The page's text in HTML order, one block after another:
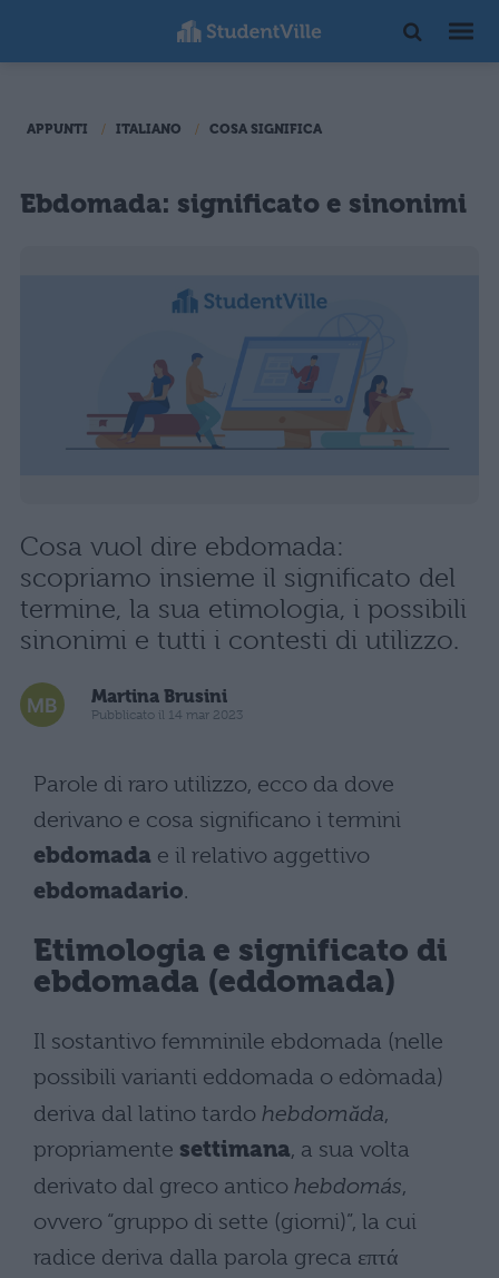
APPUNTI ITALIANO COSA SIGNIFICA
Ebdomada: significato e sinonimi
Cosa vuol dire ebdomada:
scopriamo insieme il significato del
termine, la sua etimologia, i possibili
sinonimi e tutti i contesti di utilizzo.
Martina Brusini
Pubblicato il 14 mar 2023
Parole di raro utilizzo, ecco da dove
derivano e cosa significano i termini
ebdomada e il relativo aggettivo
ebdomadario.
Etimologia e significato di
ebdomada (eddomada)
Il sostantivo femminile ebdomada (nelle
possibili varianti eddomada o edòmada)
deriva dal latino tardo hebdomăda,
propriamente settimana, a sua volta
derivato dal greco antico hebdomás,
ovvero “gruppo di sette (giorni)”, la cui
radice deriva dalla parola greca επτά